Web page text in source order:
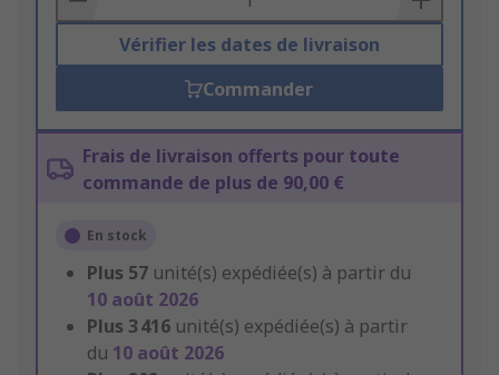
Vérifier les dates de livraison
Commander
Frais de livraison offerts pour toute
commande de plus de 90,00 €
En stock
Plus 57 unité(s) expédiée(s) à partir du
10 août 2026
Plus 3 416 unité(s) expédiée(s) à partir
du 10 août 2026